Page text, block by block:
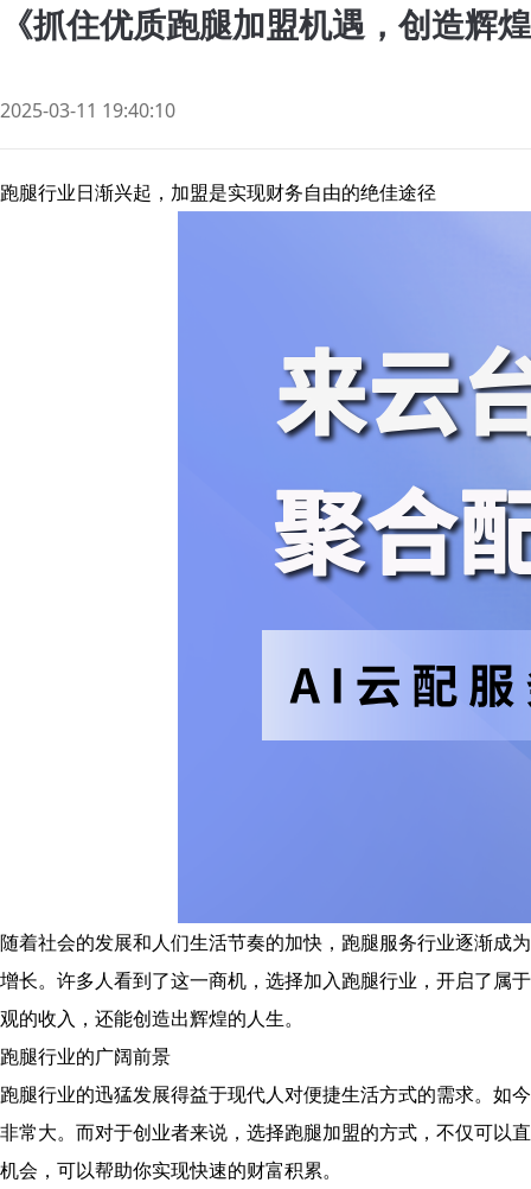
《抓住优质跑腿加盟机遇，创造辉
2025-03-11 19:40:10
跑腿行业日渐兴起，加盟是实现财务自由的绝佳途径
随着社会的发展和人们生活节奏的加快，跑腿服务行业逐渐成
增长。许多人看到了这一商机，选择加入跑腿行业，开启了属
观的收入，还能创造出辉煌的人生。
跑腿行业的广阔前景
跑腿行业的迅猛发展得益于现代人对便捷生活方式的需求。如
非常大。而对于创业者来说，选择跑腿加盟的方式，不仅可以
机会，可以帮助你实现快速的财富积累。